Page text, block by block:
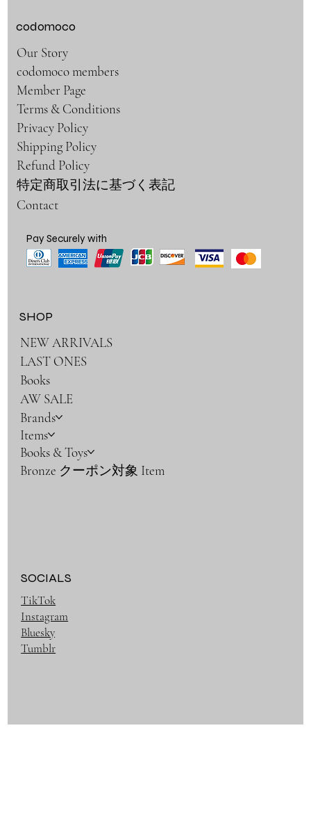
codomoco
Our Story
codomoco members
Member Page
Terms & Conditions
Privacy Policy
Shipping Policy
Refund Policy
特定商取引法に基づく表記
Contact
SHOP
NEW ARRIVALS
LAST ONES
Books
AW SALE
Brands
Items
Books & Toys
Bronze クーポン対象 Item
SOCIALS
TikTok
Instagram
Bluesky
Tumblr
Pay Securely with